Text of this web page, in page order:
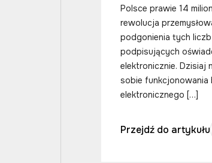
Polsce prawie 14
rewolucja
podgonienia tych
podpisujących
elektronicznie. Dzisiaj
sobie funkcjonowania
elektronicznego […]
Przejdź do artykułu